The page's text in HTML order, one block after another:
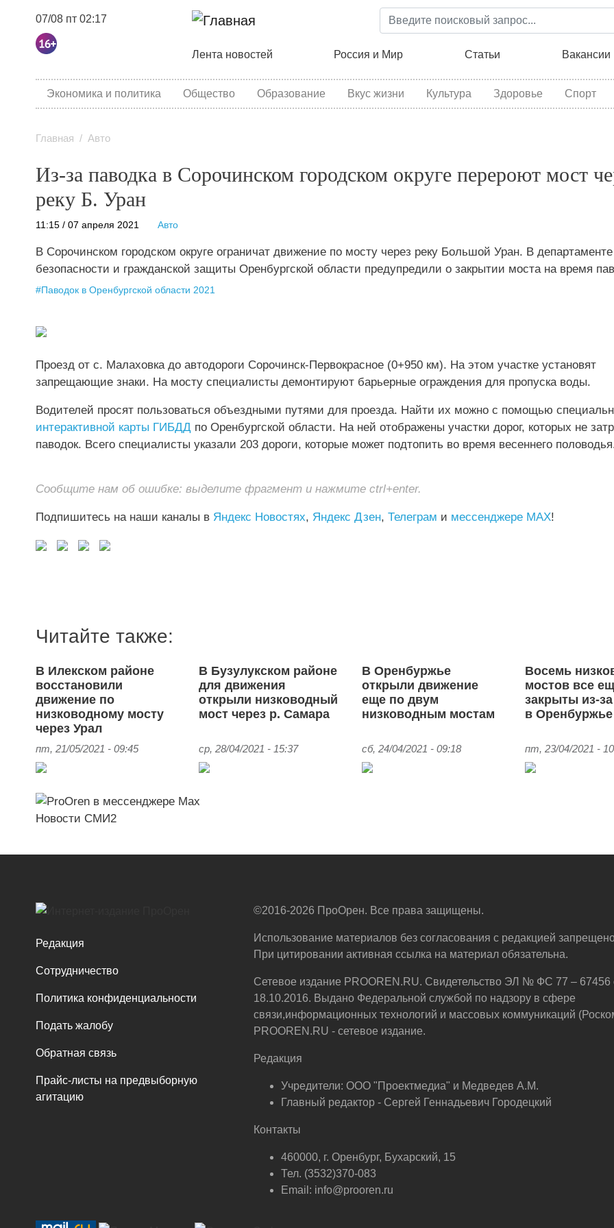
Перейти
к
содержанию
07/08 пт 02:17
Основная навигация
Лента новостей Россия и Мир Статьи Вакансии
category menu
Экономика и политика Общество Образование Вкус жизни Культура Здоровье Спорт
Главная Авто
Из-за паводка в Сорочинском городском округе перероют мост
реку Б. Уран
11:15 / 07 апреля 2021 Авто
В Сорочинском городском округе ограничат движение по мосту через реку Большой Уран. В
безопасности и гражданской защиты Оренбургской области предупредили о закрытии моста на время
#Паводок в Оренбургской области 2021
Проезд от с. Малаховка до автодороги Сорочинск-Первокрасное (0+950 км). На этом участке установят
запрещающие знаки. На мосту специалисты демонтируют барьерные ограждения для пропуска воды.
Водителей просят пользоваться объездными путями для проезда. Найти их можно с помощью
интерактивной карты ГИБДД по Оренбургской области. На ней отображены участки дорог, которых не
паводок. Всего специалисты указали 203 дороги, которые может подтопить во время весеннего
Сообщите нам об ошибке: выделите фрагмент и нажмите ctrl+enter.
Подпишитесь на наши каналы в Яндекс Новостях, Яндекс Дзен, Телеграм и мессенджере MAX!
Читайте также:
В Илекском районе
восстановили
движение по
низководному мосту
через Урал
пт, 21/05/2021 - 09:45
В Бузулукском районе
для движения
открыли низководный
мост через р. Самара
ср, 28/04/2021 - 15:37
В Оренбуржье
открыли движение
еще по двум
низководным мостам
сб, 24/04/2021 - 09:18
Восемь
мостов все
закрыты из-
в Оренбуржье
пт, 23/04/2021 -
Новости СМИ2
Редакция
Сотрудничество
Политика конфиденциальности
Подать жалобу
Обратная связь
Прайс-листы на предвыборную
агитацию
©2016-2026 ПроОрен. Все права защищены.
Использование материалов без согласования с редакцией
При цитировании активная ссылка на материал обязательна.
Сетевое издание PROOREN.RU. Свидетельство ЭЛ № ФС 77 – 67456
18.10.2016. Выдано Федеральной службой по надзору в сфере
связи,информационных технологий и массовых коммуникаций
PROOREN.RU - сетевое издание.
Редакция
Учредители: ООО "Проектмедиа" и Медведев А.М.
Главный редактор - Сергей Геннадьевич Городецкий
Контакты
460000, г. Оренбург, Бухарский, 15
Тел. (3532)370-083
Email: info@prooren.ru